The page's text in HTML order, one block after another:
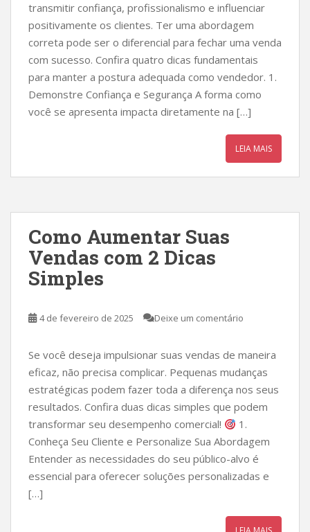
transmitir confiança, profissionalismo e influenciar
positivamente os clientes. Ter uma abordagem
correta pode ser o diferencial para fechar uma venda
com sucesso. Confira quatro dicas fundamentais
para manter a postura adequada como vendedor. 1.
Demonstre Confiança e Segurança A forma como
você se apresenta impacta diretamente na […]
LEIA MAIS
Como Aumentar Suas
Vendas com 2 Dicas
Simples
4 de fevereiro de 2025 Deixe um comentário
Se você deseja impulsionar suas vendas de maneira
eficaz, não precisa complicar. Pequenas mudanças
estratégicas podem fazer toda a diferença nos seus
resultados. Confira duas dicas simples que podem
transformar seu desempenho comercial!
1.
Conheça Seu Cliente e Personalize Sua Abordagem
Entender as necessidades do seu público-alvo é
essencial para oferecer soluções personalizadas e
[…]